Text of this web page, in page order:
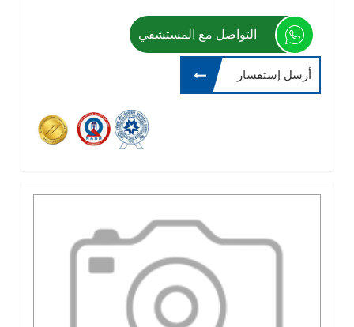
التواصل مع المستشفي
أرسل إستفسار